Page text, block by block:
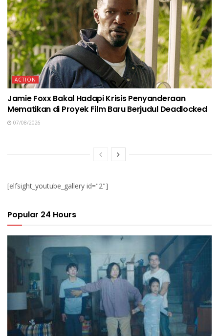
ACTION
Jamie Foxx Bakal Hadapi Krisis Penyanderaan
Mematikan di Proyek Film Baru Berjudul Deadlocked
07/08/2026
[elfsight_youtube_gallery id="2"]
Popular 24 Hours